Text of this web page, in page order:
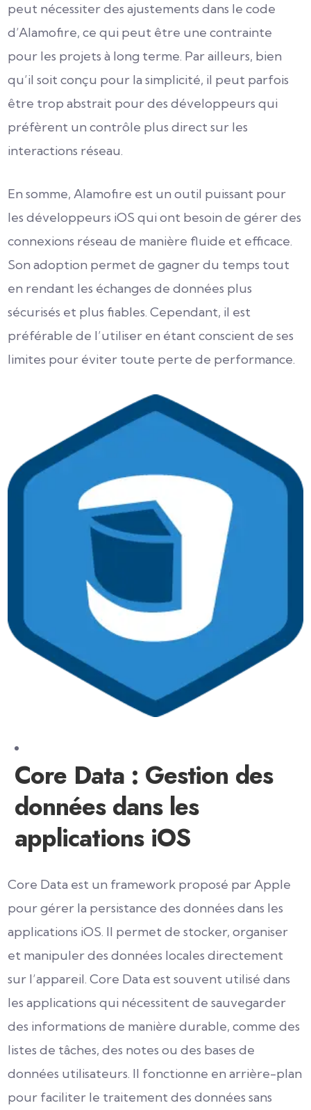
peut nécessiter des ajustements dans le code
d’Alamofire, ce qui peut être une contrainte
pour les projets à long terme. Par ailleurs, bien
qu’il soit conçu pour la simplicité, il peut parfois
être trop abstrait pour des développeurs qui
préfèrent un contrôle plus direct sur les
interactions réseau.
En somme, Alamofire est un outil puissant pour
les développeurs iOS qui ont besoin de gérer des
connexions réseau de manière fluide et efficace.
Son adoption permet de gagner du temps tout
en rendant les échanges de données plus
sécurisés et plus fiables. Cependant, il est
préférable de l’utiliser en étant conscient de ses
limites pour éviter toute perte de performance.
Core Data : Gestion des
données dans les
applications iOS
Core Data est un framework proposé par Apple
pour gérer la persistance des données dans les
applications iOS. Il permet de stocker, organiser
et manipuler des données locales directement
sur l’appareil. Core Data est souvent utilisé dans
les applications qui nécessitent de sauvegarder
des informations de manière durable, comme des
listes de tâches, des notes ou des bases de
données utilisateurs. Il fonctionne en arrière-plan
pour faciliter le traitement des données sans